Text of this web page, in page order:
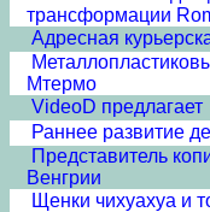
трансформации
Адресная
Мтермо
VideoD предлагает
Раннее развитие
Представитель
Венгрии
Щенки чихуахуа и